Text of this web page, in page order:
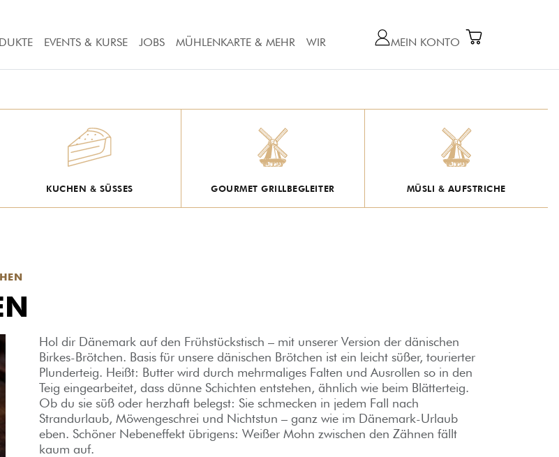
EVENTS & KURSE JOBS MÜHLENKARTE & MEHR WIR MEIN KONTO
KUCHEN & SÜSSES GOURMET GRILLBEGLEITER MÜSLI & AUFSTRICHE
Hol dir Dänemark auf den Frühstückstisch – mit unserer Version der dänischen
Birkes-Brötchen. Basis für unsere dänischen Brötchen ist ein leicht süßer, tourierter
Plunderteig. Heißt: Butter wird durch mehrmaliges Falten und Ausrollen so in den
Teig eingearbeitet, dass dünne Schichten entstehen, ähnlich wie beim Blätterteig.
Ob du sie süß oder herzhaft belegst: Sie schmecken in jedem Fall nach
Strandurlaub, Möwengeschrei und Nichtstun – ganz wie im Dänemark-Urlaub
eben. Schöner Nebeneffekt übrigens: Weißer Mohn zwischen den Zähnen fällt
kaum auf.